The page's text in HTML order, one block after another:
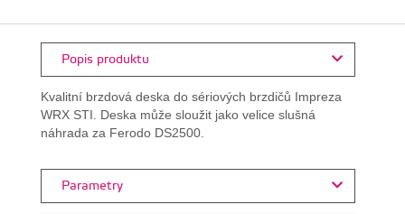
Popis produktu
Kvalitní brzdová deska do sériových brzdičů Impreza
WRX STI. Deska může sloužit jako velice slušná
náhrada za Ferodo DS2500.
Parametry